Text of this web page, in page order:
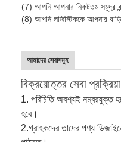
(7) আপনি আপনার নিকটতম সমুদ্র
(8) আপনি লজিস্টিককে আপনার
আমাদের সেবাসমূহ
বিক্রয়োত্তর সেবা
1. পরিচিতি অবশ্যই নম্বরযুক্ত
হবে।
2.গ্রাহকদের তাদের পণ্য